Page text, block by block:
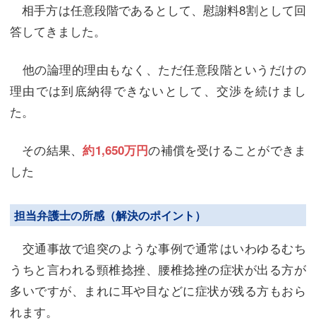
相手方は任意段階であるとして、慰謝料8割として回
答してきました。
他の論理的理由もなく、ただ任意段階というだけの
理由では到底納得できないとして、交渉を続けまし
た。
その結果、約1,650万円の補償を受けることができま
した
担当弁護士の所感（解決のポイント）
交通事故で追突のような事例で通常はいわゆるむち
うちと言われる頸椎捻挫、腰椎捻挫の症状が出る方が
多いですが、まれに耳や目などに症状が残る方もおら
れます。